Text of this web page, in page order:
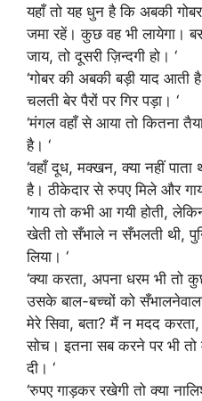
यहाँ तो यह धुन है कि अबकी
जमा रहें। कुछ वह भी लायेगा।
जाय, तो दूसरी ज़िन्दगी हो। ‘
‘गोबर की अबकी बड़ी याद आती
चलती बेर पैरों पर गिर पड़ा। ‘
‘मंगल वहाँ से आया तो कितना
है। ‘
‘वहाँ दूध, मक्खन, क्या नहीं पाता
है। ठीकेदार से रुपए मिले और
‘गाय तो कभी आ गयी होती,
खेती तो सँभाले न सँभलती थी,
लिया। ‘
‘क्या करता, अपना धरम भी तो
उसके बाल-बच्चों को
मेरे सिवा, बता? मैं न मदद
सोच। इतना सब करने पर भी
दी। ‘
‘रुपए गाड़कर रखेगी तो क्या